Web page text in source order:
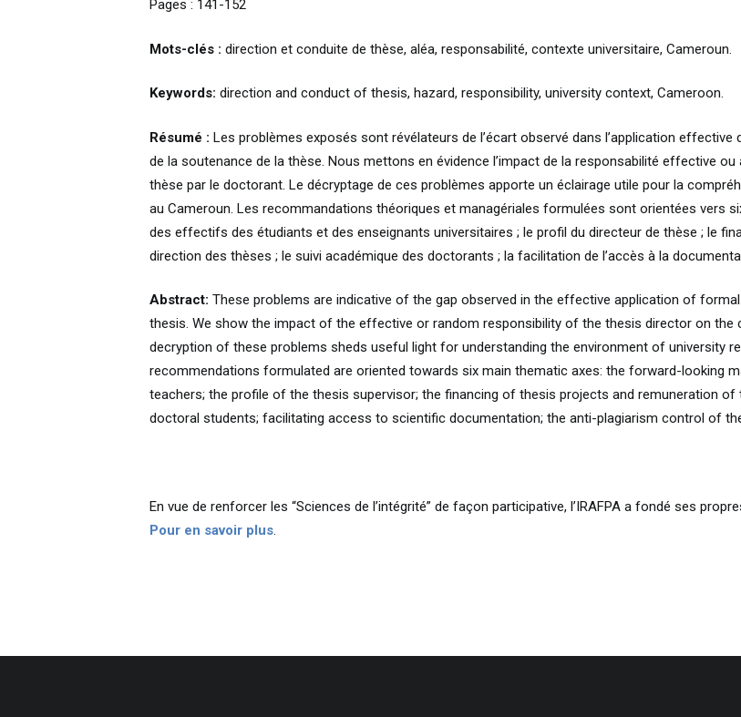
Pages : 141-152
Mots-clés : direction et conduite de thèse, aléa, responsabilité, contexte universitaire, Cameroun.
Keywords: direction and conduct of thesis, hazard, responsibility, university context, Cameroon.
Résumé :Les problèmes exposés sont révélateurs de l’écart observé dans l’application
de la soutenance de la thèse. Nous mettons en évidence l’impact de la responsabilité effective
thèse par le doctorant. Le décryptage de ces problèmes apporte un éclairage utile pour la
au Cameroun. Les recommandations théoriques et managériales formulées sont orientées vers
des effectifs des étudiants et des enseignants universitaires ; le profil du directeur de thèse ; le
direction des thèses ; le suivi académique des doctorants ; la facilitation de l’accès à la
Abstract: These problems are indicative of the gap observed in the effective application of
thesis. We show the impact of the effective or random responsibility of the thesis director on
decryption of these problems sheds useful light for understanding the environment of university
recommendations formulated are oriented towards six main thematic axes: the forward-looking
teachers; the profile of the thesis supervisor; the financing of thesis projects and remuneration
doctoral students; facilitating access to scientific documentation; the anti-plagiarism control of
En vue de renforcer les “Sciences de l’intégrité” de façon participative, l’IRAFPA a fondé ses
Pour en savoir plus.